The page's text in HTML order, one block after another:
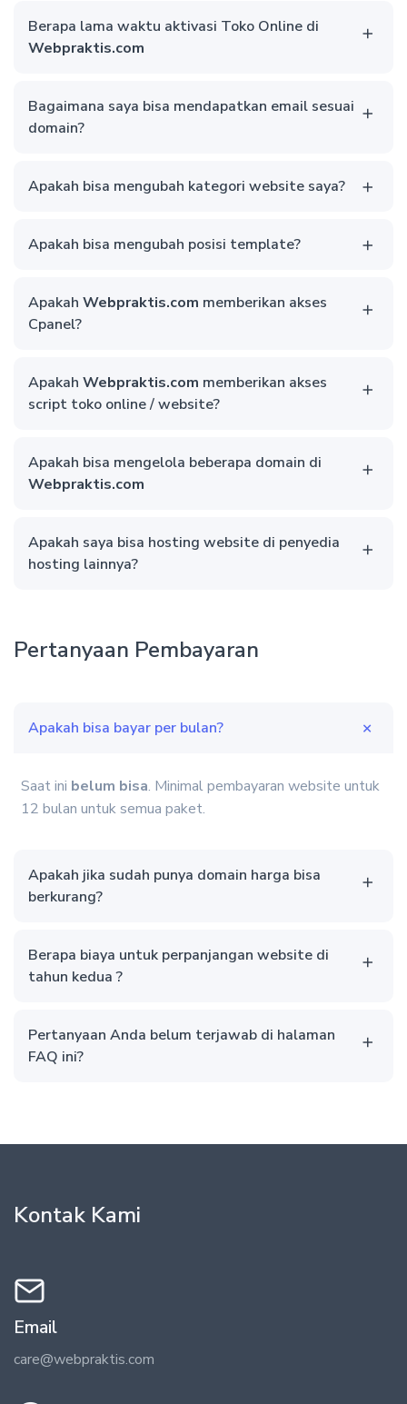
Berapa lama waktu aktivasi Toko Online di
Webpraktis.com
Bagaimana saya bisa mendapatkan email sesuai
domain?
Apakah bisa mengubah kategori website saya?
Apakah bisa mengubah posisi template?
Apakah Webpraktis.com memberikan akses
Cpanel?
Apakah Webpraktis.com memberikan akses
script toko online / website?
Apakah bisa mengelola beberapa domain di
Webpraktis.com
Apakah saya bisa hosting website di penyedia
hosting lainnya?
Pertanyaan Pembayaran
Apakah bisa bayar per bulan?
Saat ini belum bisa. Minimal pembayaran website untuk
12 bulan untuk semua paket.
Apakah jika sudah punya domain harga bisa
berkurang?
Berapa biaya untuk perpanjangan website di
tahun kedua ?
Pertanyaan Anda belum terjawab di halaman
FAQ ini?
Kontak Kami
Email
care@webpraktis.com